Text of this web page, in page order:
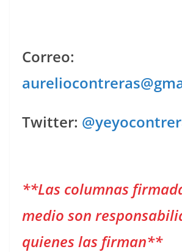
Correo:
Twitter:
**Las columnas
medio son
quienes las firman**